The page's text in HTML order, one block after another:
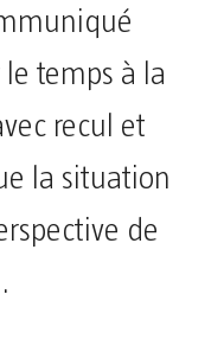
temps à la
recul et
la situation
de